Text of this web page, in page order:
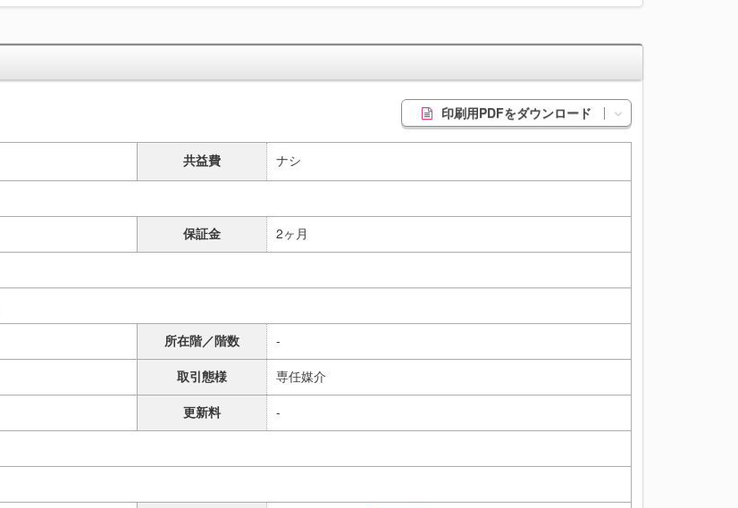
印刷用PDFをダウンロード
共益費 ナシ
保証金
2ヶ月
所在階／階数
-
取引態様
専任媒介
更新料
-